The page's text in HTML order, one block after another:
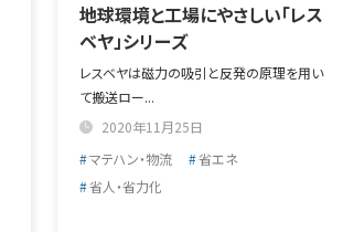
地球環境と工場にやさしい「レス
ベヤ」シリーズ
レスベヤは磁力の吸引と反発の原理を用い
て搬送ロー...
2020年11月25日
マテハン・物流
省エネ
省人・省力化